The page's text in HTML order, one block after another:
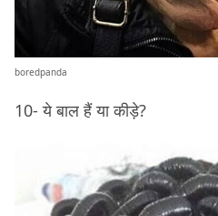
boredpanda
10- ये बाल हैं या कीड़े?